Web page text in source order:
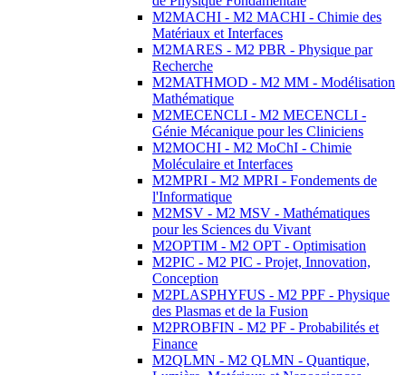
M2MACHI - M2 MACHI - Chimie des
Matériaux et Interfaces
M2MARES - M2 PBR - Physique par
Recherche
M2MATHMOD - M2 MM - Modélisation
Mathématique
M2MECENCLI - M2 MECENCLI -
Génie Mécanique pour les Cliniciens
M2MOCHI - M2 MoChI - Chimie
Moléculaire et Interfaces
M2MPRI - M2 MPRI - Fondements de
l'Informatique
M2MSV - M2 MSV - Mathématiques
pour les Sciences du Vivant
M2OPTIM - M2 OPT - Optimisation
M2PIC - M2 PIC - Projet, Innovation,
Conception
M2PLASPHYFUS - M2 PPF - Physique
des Plasmas et de la Fusion
M2PROBFIN - M2 PF - Probabilités et
Finance
M2QLMN - M2 QLMN - Quantique,